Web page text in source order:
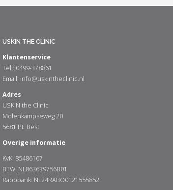
USKIN THE CLINIC
Klantenservice
Tel.: 0499-378861
Email: info@uskintheclinic.nl
Adres
USKIN the Clinic
Molenkampseweg 20
5681 PE Best
Overige informatie
KvK: 85486167
BTW: NL863639756B01
Rabobank: NL24RABO0121555852